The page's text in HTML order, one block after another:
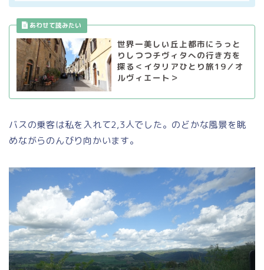
世界一美しい丘上都市にうっと
りしつつチヴィタへの行き方を
探る＜イタリアひとり旅19／オ
ルヴィエート＞
バスの乗客は私を入れて2,3人でした。のどかな風景を眺
めながらのんびり向かいます。